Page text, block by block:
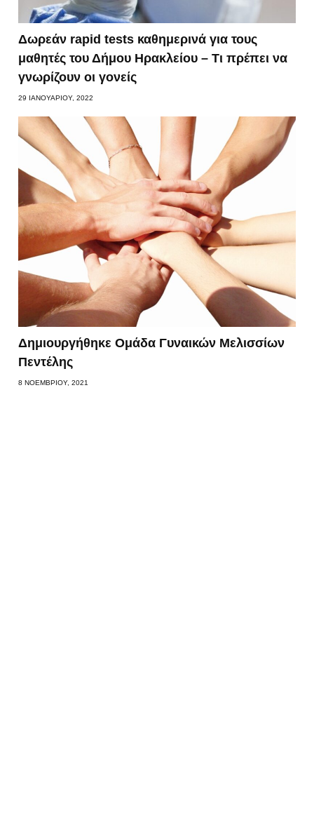
Δωρεάν rapid tests καθημερινά για τους
μαθητές του Δήμου Ηρακλείου – Τι πρέπει να
γνωρίζουν οι γονείς
29 ΙΑΝΟΥΑΡΊΟΥ, 2022
Δημιουργήθηκε Ομάδα Γυναικών Μελισσίων
Πεντέλης
8 ΝΟΕΜΒΡΊΟΥ, 2021